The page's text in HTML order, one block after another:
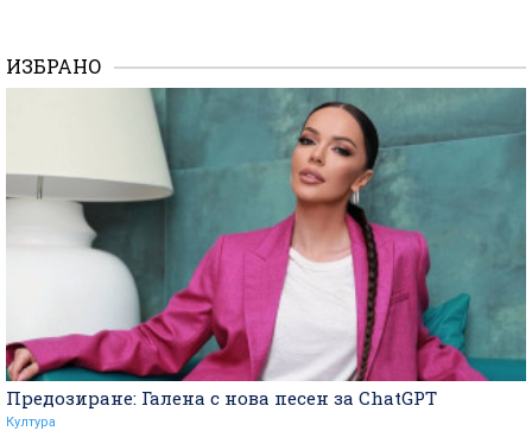
ИЗБРАНО
Предозиране: Галена с нова песен за ChatGPT
Култура